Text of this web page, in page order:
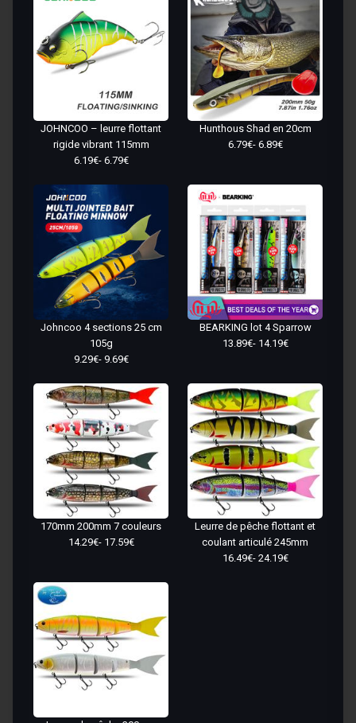
JOHNCOO – leurre flottant
rigide vibrant 115mm
6.19€- 6.79€
Hunthous Shad en 20cm
6.79€- 6.89€
Johncoo 4 sections 25 cm
105g
9.29€- 9.69€
BEARKING lot 4 Sparrow
13.89€- 14.19€
170mm 200mm 7 couleurs
14.29€- 17.59€
Leurre de pêche flottant et
coulant articulé 245mm
16.49€- 24.19€